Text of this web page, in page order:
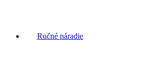
Ručné náradie